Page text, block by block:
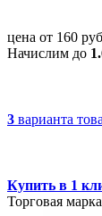
цена от 160
Начислим до
3 варианта
Купить в 1
Торговая